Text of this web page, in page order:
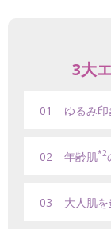
3大
01 ゆるみ
02 年齢肌*2
03 大人肌を